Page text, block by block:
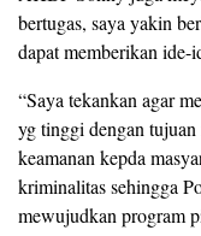
bertugas, saya yakin
dapat memberikan ide-
“Saya tekankan agar
yg tinggi dengan tujuan
keamanan kepda
kriminalitas sehingga
mewujudkan program